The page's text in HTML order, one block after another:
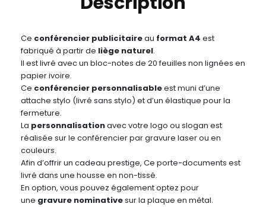
Ce conférencier publicitaireau format A4 est
fabriqué à partir de liège naturel.
Il est livré avec un bloc-notes de 20 feuilles non lignées en
papier ivoire.
Ce conférencier personnalisableest muni d’une
attache stylo (livré sans stylo) et d’un élastique pour la
fermeture.
La personnalisationavec votre logo ou slogan est
réalisée sur le conférencier par gravure laser ou en
couleurs.
Afin d’offrir un cadeau prestige, Ce porte-documents est
livré dans une housse en non-tissé.
En option, vous pouvez également optez pour
une gravure nominativesur la plaque en métal.